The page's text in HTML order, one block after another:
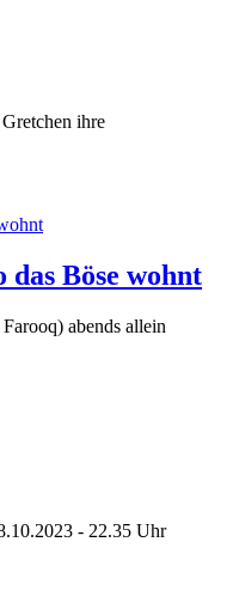
ihre
das Böse wohnt
abends allein
- 22.35 Uhr